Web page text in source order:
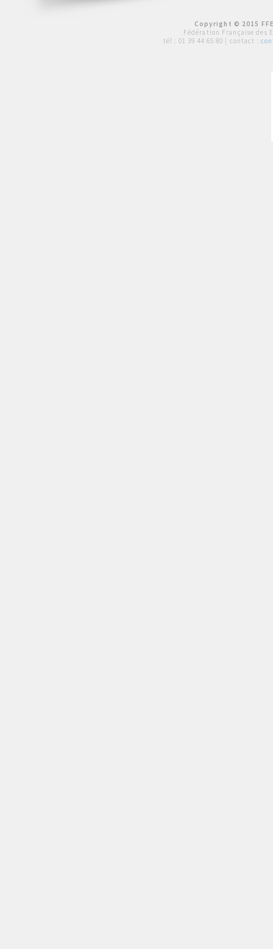
Copyright © 2015
Fédération Française des
tél : 01 39 44 65 80 | contact :